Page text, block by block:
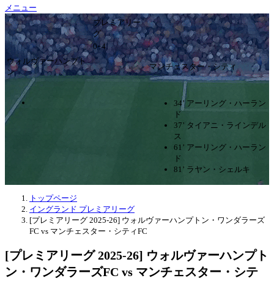
メニュー
プレミアリー
グ
0ｰ4
ウォルヴァーハンプト
ン
マンチェスター・シティ
34’ アーリング・ハーラン
ド
37’ タイアニ・ラインデル
ス
61’ アーリング・ハーラン
ド
81’ ラヤン・シェルキ
トップページ
イングランド プレミアリーグ
[プレミアリーグ 2025-26] ウォルヴァーハンプトン・ワンダラーズ
FC vs マンチェスター・シティFC
[プレミアリーグ 2025-26] ウォルヴァーハンプト
ン・ワンダラーズFC vs マンチェスター・シテ